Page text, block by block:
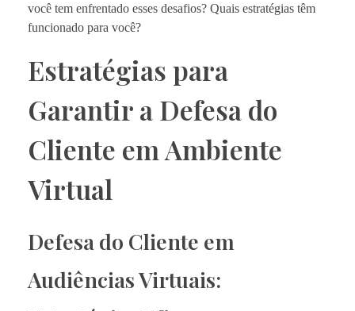
você tem enfrentado esses desafios? Quais estratégias têm
funcionado para você?
Estratégias para
Garantir a Defesa do
Cliente em Ambiente
Virtual
Defesa do Cliente em
Audiências Virtuais: